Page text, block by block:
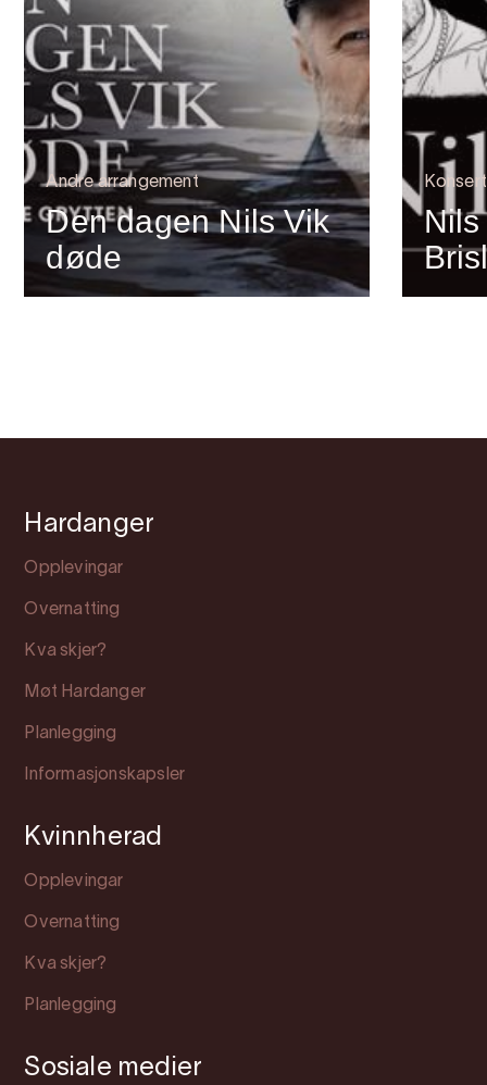
Andre arrangement
Den dagen Nils Vik
døde
Konsert
Nils
Hardanger
Opplevingar
Overnatting
Kva skjer?
Møt Hardanger
Planlegging
Informasjonskapsler
Kvinnherad
Opplevingar
Overnatting
Kva skjer?
Planlegging
Sosiale medier